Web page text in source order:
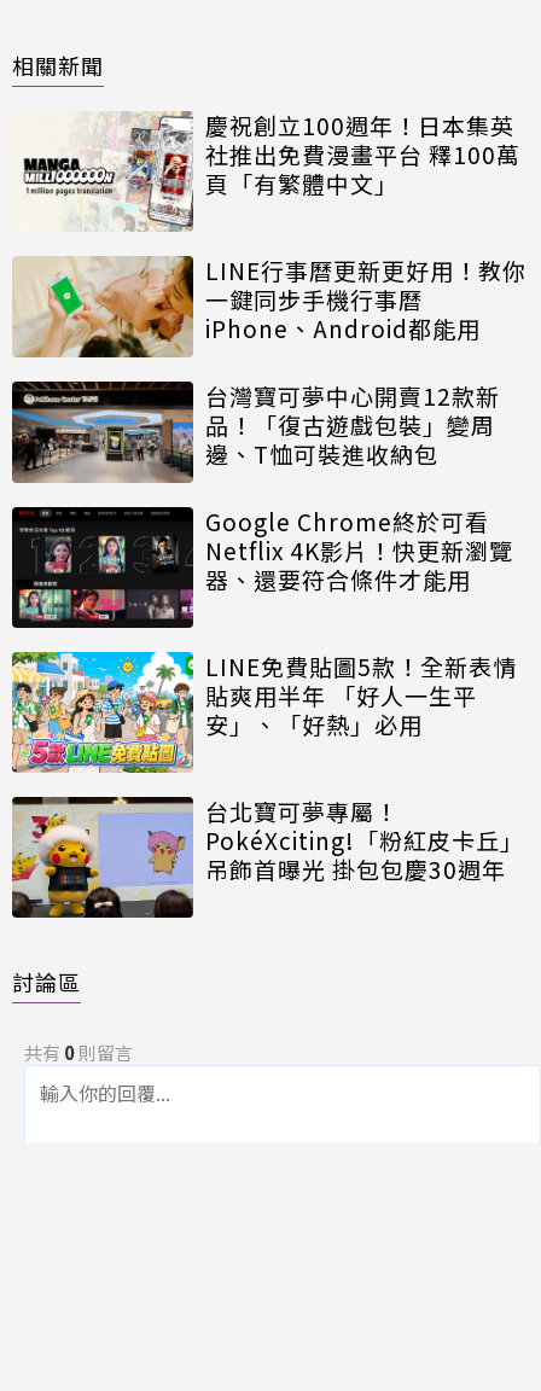
相關新聞
慶祝創立100週年！日本集英
社推出免費漫畫平台 釋100萬
頁「有繁體中文」
LINE行事曆更新更好用！教你
一鍵同步手機行事曆
iPhone、Android都能用
台灣寶可夢中心開賣12款新
品！「復古遊戲包裝」變周
邊、T恤可裝進收納包
Google Chrome終於可看
Netflix 4K影片！快更新瀏覽
器、還要符合條件才能用
LINE免費貼圖5款！全新表情
貼爽用半年 「好人一生平
安」、「好熱」必用
台北寶可夢專屬！
PokéXciting!「粉紅皮卡丘」
吊飾首曝光 掛包包慶30週年
討論區
共有 0則留言